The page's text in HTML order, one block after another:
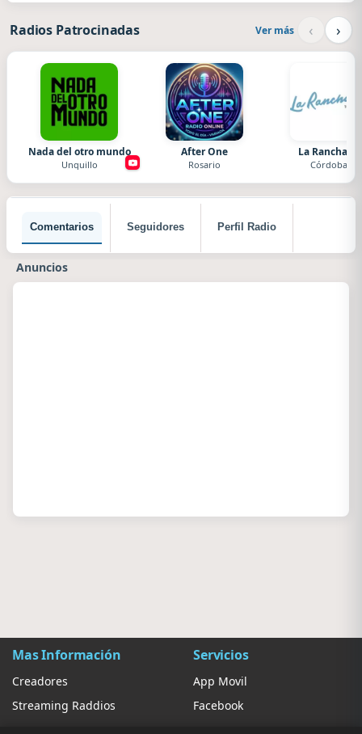
Radios Patrocinadas Ver más ‹ ›
Nada del otro mundo
Unquillo
After One
Rosario
La Ranchada
Córdoba
Comentarios Seguidores Perfil Radio
Anuncios
Mas Información
Creadores
Streaming Raddios
Servicios
App Movil
Facebook